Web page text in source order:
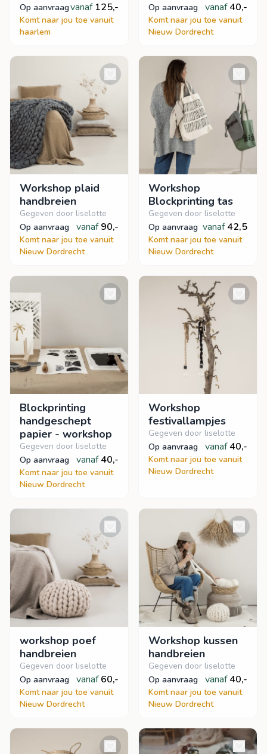
op aanvraagvanaf 125,-
Komt naar jou toe vanuit
haarlem
op aanvraag
vanaf 40,-
Komt naar jou toe vanuit
Nieuw Dordrecht
Workshop plaid
handbreien
Gegeven door liselotte
op aanvraag
vanaf 90,-
Komt naar jou toe vanuit
Nieuw Dordrecht
Workshop
Blockprinting tas
Gegeven door liselotte
op aanvraag vanaf 42,5
Komt naar jou toe vanuit
Nieuw Dordrecht
Blockprinting
handgeschept
papier - workshop
Gegeven door liselotte
op aanvraag
vanaf 40,-
Komt naar jou toe vanuit
Nieuw Dordrecht
Workshop
festivallampjes
Gegeven door liselotte
op aanvraag
vanaf 40,-
Komt naar jou toe vanuit
Nieuw Dordrecht
workshop poef
handbreien
Gegeven door liselotte
op aanvraag
vanaf 60,-
Komt naar jou toe vanuit
Nieuw Dordrecht
Workshop kussen
handbreien
Gegeven door liselotte
op aanvraag
vanaf 40,-
Komt naar jou toe vanuit
Nieuw Dordrecht